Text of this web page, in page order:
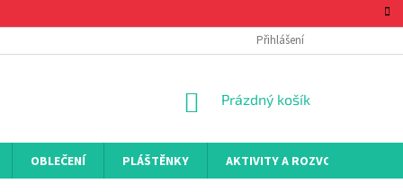
Přihlášení
NÁKUPNÍ
Prázdný košík
OBLEČENÍ PLÁŠTĚNKY AKTIVITY A ROZVOJ